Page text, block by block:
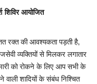
शिविर आयोजित
रक्त की आवश्यकता पड़ती है,
व्यक्तियों से मिलकर लगातार
को रोकने के लिए आप सभी के
वाली शादियों के संबंध निश्चित